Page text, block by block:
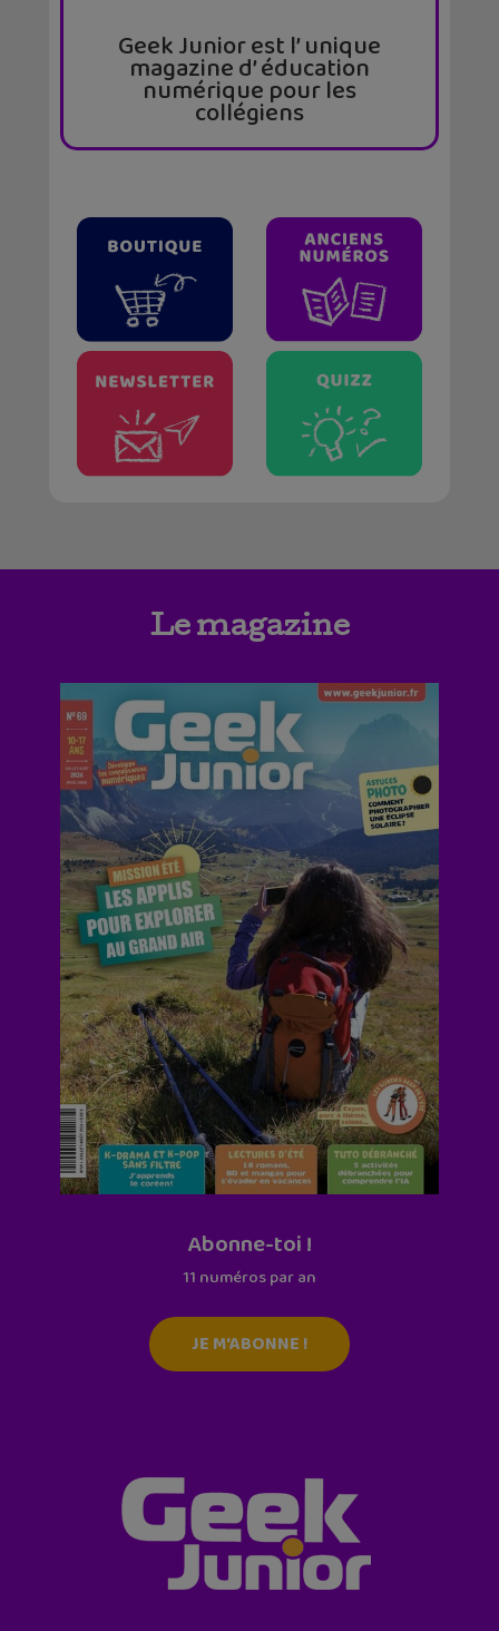
Geek Junior est l’ unique
magazine d’ éducation
numérique pour les
collégiens
Le magazine
Abonne-toi !
11 numéros par an
JE M'ABONNE !